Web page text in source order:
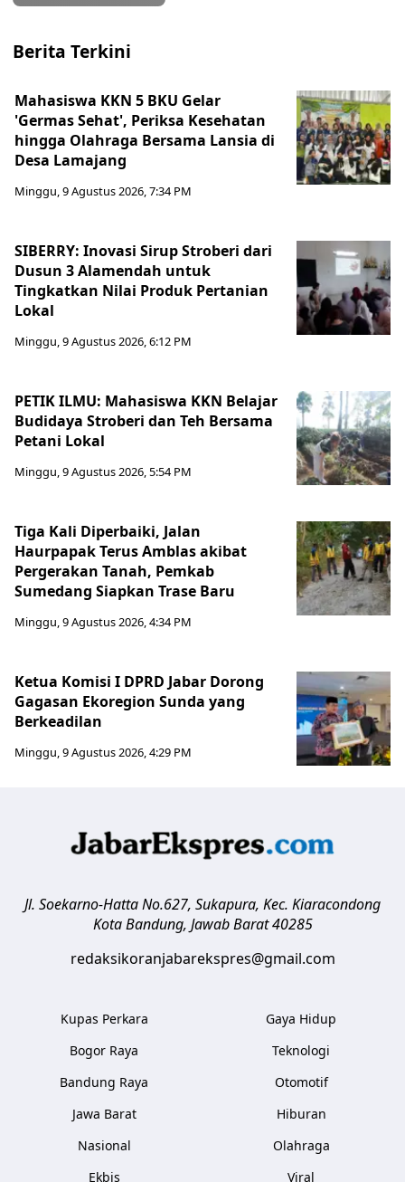
Berita Terkini
Mahasiswa KKN 5 BKU Gelar
'Germas Sehat', Periksa Kesehatan
hingga Olahraga Bersama Lansia di
Desa Lamajang
Minggu, 9 Agustus 2026, 7:34 PM
SIBERRY: Inovasi Sirup Stroberi dari
Dusun 3 Alamendah untuk
Tingkatkan Nilai Produk Pertanian
Lokal
Minggu, 9 Agustus 2026, 6:12 PM
PETIK ILMU: Mahasiswa KKN Belajar
Budidaya Stroberi dan Teh Bersama
Petani Lokal
Minggu, 9 Agustus 2026, 5:54 PM
Tiga Kali Diperbaiki, Jalan
Haurpapak Terus Amblas akibat
Pergerakan Tanah, Pemkab
Sumedang Siapkan Trase Baru
Minggu, 9 Agustus 2026, 4:34 PM
Ketua Komisi I DPRD Jabar Dorong
Gagasan Ekoregion Sunda yang
Berkeadilan
Minggu, 9 Agustus 2026, 4:29 PM
Jl. Soekarno-Hatta No.627, Sukapura, Kec. Kiaracondong
Kota Bandung, Jawab Barat 40285
redaksikoranjabarekspres@gmail.com
Kupas Perkara
Bogor Raya
Bandung Raya
Jawa Barat
Nasional
Ekbis
Gaya Hidup
Teknologi
Otomotif
Hiburan
Olahraga
Viral